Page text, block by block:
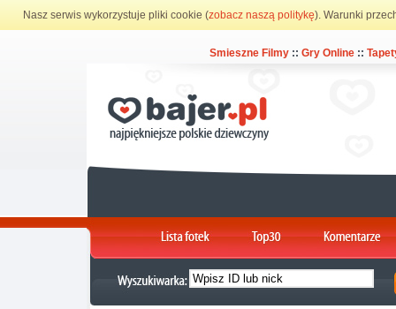
Nasz serwis wykorzystuje pliki cookie (zobacz naszą politykę). Warunki
Smieszne Filmy ::Gry Online ::